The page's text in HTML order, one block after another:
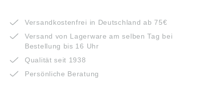
Versandkostenfrei in Deutschland ab 75€
Versand von Lagerware am selben Tag bei
Bestellung bis 16 Uhr
Qualität seit 1938
Persönliche Beratung